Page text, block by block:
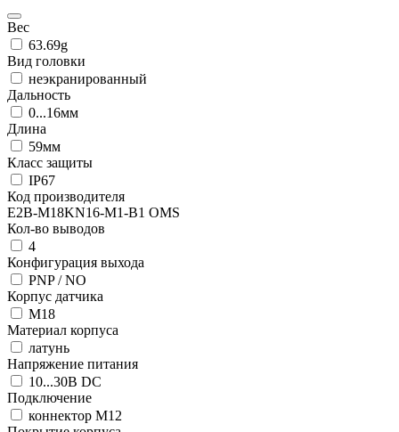
Вес
63.69g
Вид головки
неэкранированный
Дальность
0...16мм
Длина
59мм
Класс защиты
IP67
Код производителя
E2B-M18KN16-M1-B1 OMS
Кол-во выводов
4
Конфигурация выхода
PNP / NO
Корпус датчика
М18
Материал корпуса
латунь
Напряжение питания
10...30В DC
Подключение
коннектор M12